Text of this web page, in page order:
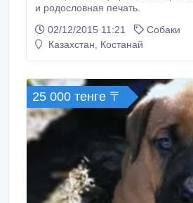
и родословная печать.
02/12/2015 11:21
Собаки
Казахстан, Костанай
25 000 тенге 〒